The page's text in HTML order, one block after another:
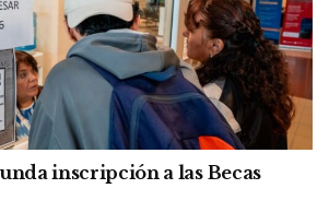
inscripción a las Becas